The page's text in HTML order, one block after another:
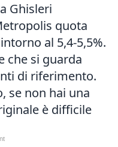
Ghisleri
quota
al 5,4-5,5%.
che si guarda
di riferimento.
se non hai una
è difficile